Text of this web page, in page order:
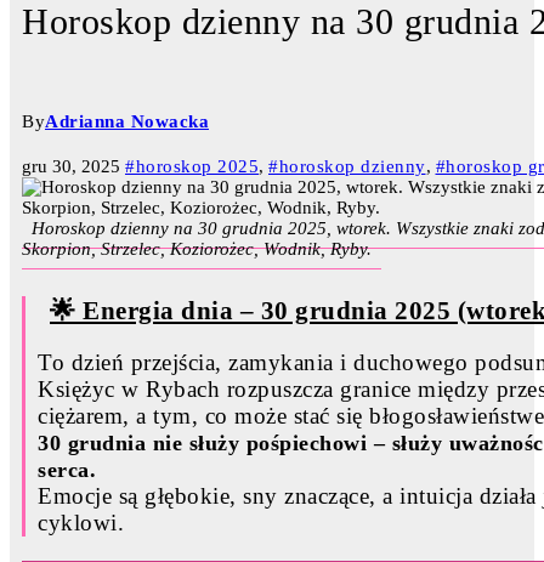
Horoskop dzienny na 30 grudnia
ByAdrianna Nowacka
gru 30, 2025 #horoskop 2025, #horoskop dzienny, #horoskop
Horoskop dzienny na 30 grudnia 2025, wtorek. Wszystkie znaki
Skorpion, Strzelec, Koziorożec, Wodnik, Ryby.
🌟 Energia dnia – 30 grudnia 2025
To dzień przejścia, zamykania i duchowego
Księżyc w Rybach rozpuszcza granice między
ciężarem, a tym, co może stać się
30 grudnia nie służy pośpiechowi – służy
serca.
Emocje są głębokie, sny znaczące, a intuicja
cyklowi.